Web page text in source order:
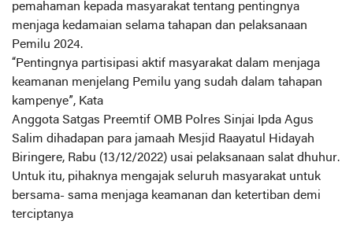
pemahaman kepada masyarakat tentang pentingnya
menjaga kedamaian selama tahapan dan pelaksanaan
Pemilu 2024.
“Pentingnya partisipasi aktif masyarakat dalam menjaga
keamanan menjelang Pemilu yang sudah dalam tahapan
kampenye”, Kata
Anggota Satgas Preemtif OMB Polres Sinjai Ipda Agus
Salim dihadapan para jamaah Mesjid Raayatul Hidayah
Biringere, Rabu (13/12/2022) usai pelaksanaan salat dhuhur.
Untuk itu, pihaknya mengajak seluruh masyarakat untuk
bersama- sama menjaga keamanan dan ketertiban demi
terciptanya